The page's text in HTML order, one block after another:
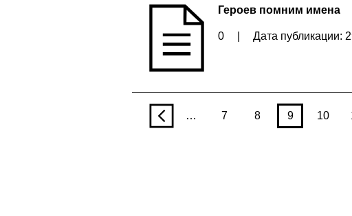
Героев помним имена
0 Дата публикации:
p … 7 8 9 10